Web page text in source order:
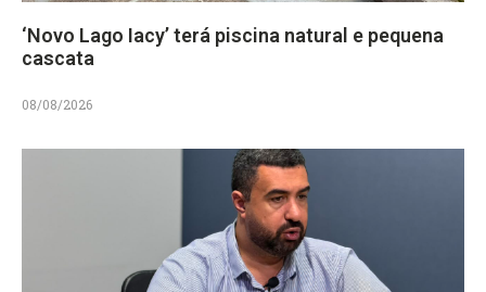
‘Novo Lago Iacy’ terá piscina natural e pequena
cascata
08/08/2026